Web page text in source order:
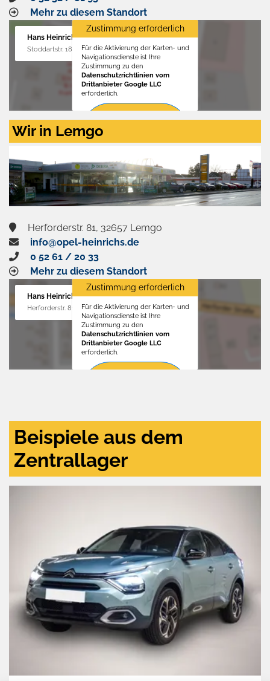
Mehr zu diesem Standort
Hans Heinrichs GmbH
Stoddartstr. 18, 32758 Detmold
Zustimmung erforderlich
Für die Aktivierung der Karten- und
Navigationsdienste ist Ihre
Zustimmung zu den
Datenschutzrichtlinien vom
Drittanbieter Google LLC
erforderlich.
Zustimmen
aktivieren
Wir in Lemgo
Herforderstr. 81, 32657 Lemgo
info@opel-heinrichs.de
0 52 61 / 20 33
Mehr zu diesem Standort
Hans Heinrichs GmbH
Herforderstr. 81, 32657 Lemgo
Zustimmung erforderlich
Für die Aktivierung der Karten- und
Navigationsdienste ist Ihre
Zustimmung zu den
Datenschutzrichtlinien vom
Drittanbieter Google LLC
erforderlich.
Beispiele aus dem
Zentrallager